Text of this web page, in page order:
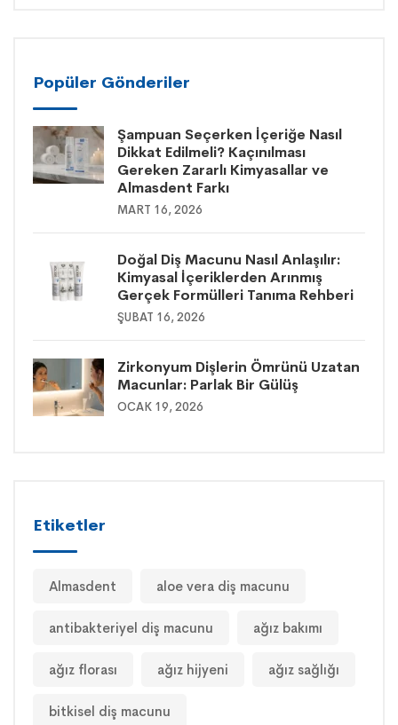
Popüler Gönderiler
Şampuan Seçerken İçeriğe Nasıl
Dikkat Edilmeli? Kaçınılması
Gereken Zararlı Kimyasallar ve
Almasdent Farkı
MART 16, 2026
Doğal Diş Macunu Nasıl Anlaşılır:
Kimyasal İçeriklerden Arınmış
Gerçek Formülleri Tanıma Rehberi
ŞUBAT 16, 2026
Zirkonyum Dişlerin Ömrünü Uzatan
Macunlar: Parlak Bir Gülüş
OCAK 19, 2026
Etiketler
Almasdent aloe vera diş macunu
antibakteriyel diş macunu ağız bakımı
ağız florası ağız hijyeni ağız sağlığı
bitkisel diş macunu